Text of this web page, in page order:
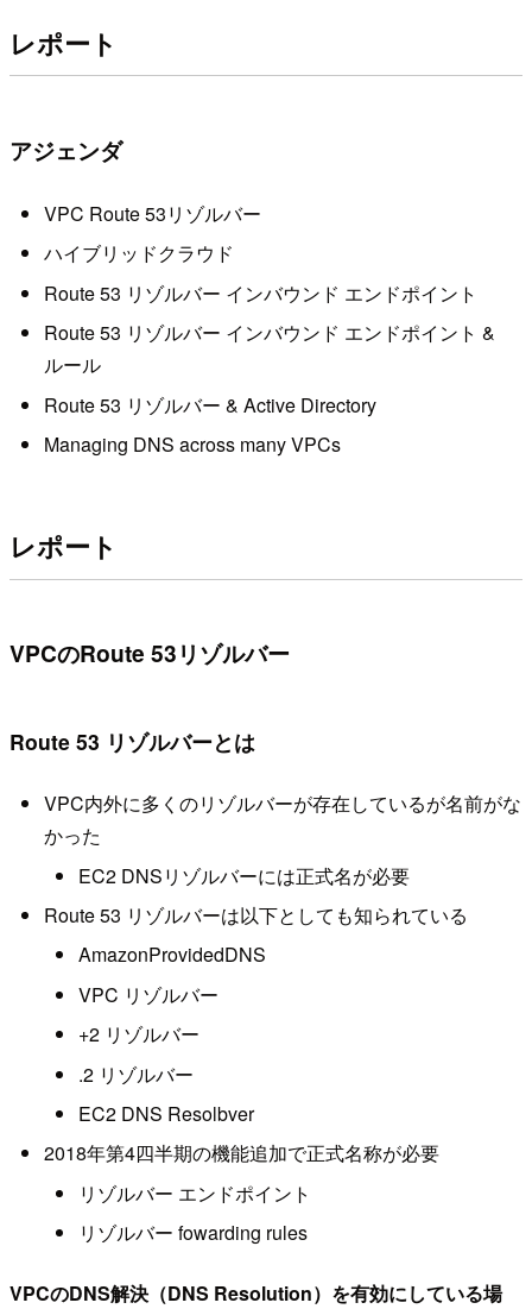
レポート
アジェンダ
VPC Route 53リゾルバー
ハイブリッドクラウド
Route 53 リゾルバー インバウンド エンドポイント
Route 53 リゾルバー インバウンド エンドポイント &
ルール
Route 53 リゾルバー & Active Directory
Managing DNS across many VPCs
レポート
VPCのRoute 53リゾルバー
Route 53 リゾルバーとは
VPC内外に多くのリゾルバーが存在しているが名前がな
かった
EC2 DNSリゾルバーには正式名が必要
Route 53 リゾルバーは以下としても知られている
AmazonProvidedDNS
VPC リゾルバー
+2 リゾルバー
.2 リゾルバー
EC2 DNS Resolbver
2018年第4四半期の機能追加で正式名称が必要
リゾルバー エンドポイント
リゾルバー fowarding rules
VPCのDNS解決（DNS Resolution）を有効にしている場